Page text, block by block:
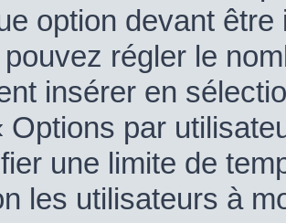
option devant
régler le
insérer en
Options par
une limite de
les utilisateurs à